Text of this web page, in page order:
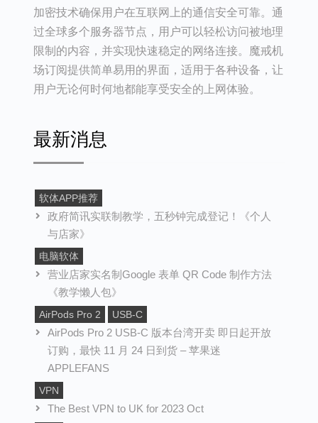
加密技术确保用户在互联网上的通信安全可靠。通
过全球多个服务器节点，用户可以轻松访问被地理
限制的内容，并实现快速稳定的网络连接。魔戒机
场订阅提供简单易用的界面，适用于各种设备，让
用户无论何时何地都能享受安全的上网体验。
最新消息
软体APP推荐
政府简讯实联制教学，五秒钟完成登记！《个人
与店家》
电脑软体
营业店家实名制Google 表单 QR Code 制作方法
《教学懒人包》
AirPods Pro 2 USB-C
AirPods Pro 2 USB-C 版本台湾开卖 即日起开放
订购，最快 11 月 24 日到货 – 苹果迷
APPLEFANS
VPN
The Best VPN to UK for 2023 Oct